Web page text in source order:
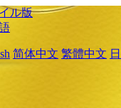
ル版
简体中文 繁體中文